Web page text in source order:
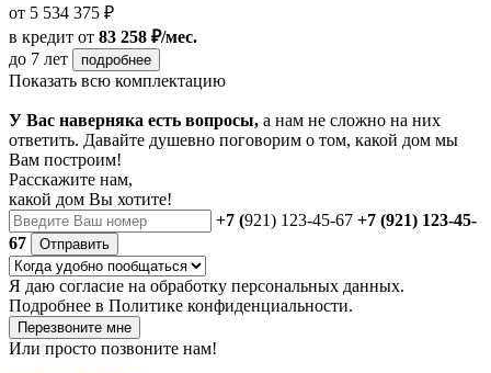
от 5 534 375 ₽
в кредит от 83 258 ₽/мес.
до 7 лет
подробнее
Показать всю комплектацию
У Вас наверняка есть вопросы, а нам не сложно на них
ответить. Давайте душевно поговорим о том, какой дом мы
Вам построим!
Расскажите нам,
какой дом Вы хотите!
+7 (921) 123-45-67 +7 (921) 123-45-
67
Отправить
Я даю согласие на обработку персональных данных.
Подробнее в Политике конфиденциальности.
Перезвоните мне
Или просто позвоните нам!